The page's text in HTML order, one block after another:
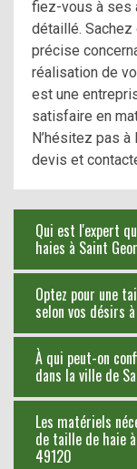
fiez-vous à ses
détaillé. Sachez
précise
réalisation de
est une
satisfaire en
N’hésitez pas
devis et
Qui est l'expert
haies à Saint
Optez pour une
selon vos désirs
À qui peut-on
dans la ville de
Les matériels
de taille de haie
49120